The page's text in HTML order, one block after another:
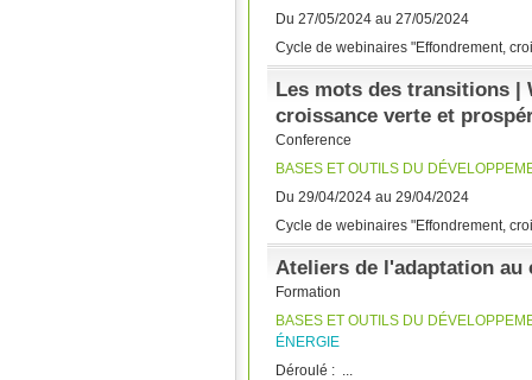
Du 27/05/2024 au 27/05/2024
Cycle de webinaires "Effondrement,
Les mots des transitions |
croissance verte et
Conference
BASES ET OUTILS DU
Du 29/04/2024 au 29/04/2024
Cycle de webinaires "Effondrement,
Ateliers de l'adaptation au
Formation
BASES ET OUTILS DU
ÉNERGIE
Déroulé : ...